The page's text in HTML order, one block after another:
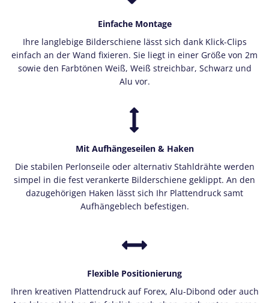
Einfache Montage
Ihre langlebige Bilderschiene lässt sich dank Klick-Clips
einfach an der Wand fixieren. Sie liegt in einer Größe von 2m
sowie den Farbtönen Weiß, Weiß streichbar, Schwarz und
Alu vor.
Mit Aufhängeseilen & Haken
Die stabilen Perlonseile oder alternativ Stahldrähte werden
simpel in die fest verankerte Bilderschiene geklippt. An den
dazugehörigen Haken lässt sich Ihr Plattendruck samt
Aufhängeblech befestigen.
Flexible Positionierung
Ihren kreativen Plattendruck auf Forex, Alu-Dibond oder auch